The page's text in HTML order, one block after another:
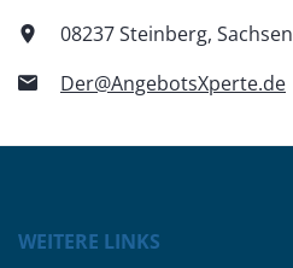
08237 Steinberg, Sachsen
Der@AngebotsXperte.de
WEITERE LINKS